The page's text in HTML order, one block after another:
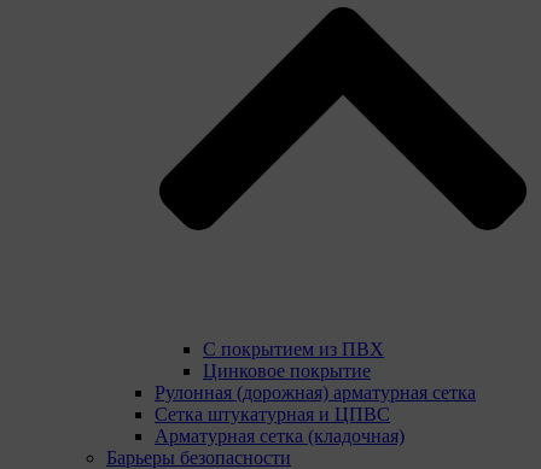
С покрытием из ПВХ
Цинковое покрытие
Рулонная (дорожная) арматурная сетка
Сетка штукатурная и ЦПВС
Арматурная сетка (кладочная)
Барьеры безопасности